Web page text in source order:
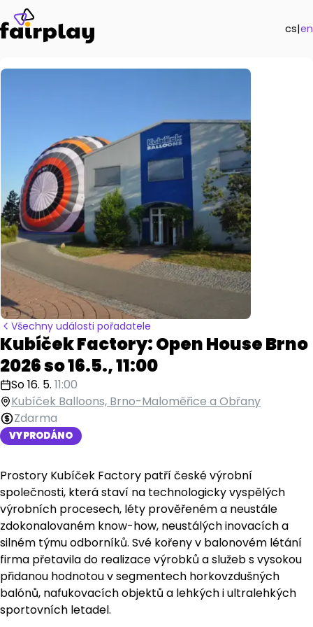
cs|en
Všechny události pořadatele
Kubíček Factory: Open House Brno
2026 so 16.5., 11:00
So 16. 5. 11:00
Kubíček Balloons, Brno-Maloměřice a Obřany
Zdarma
VYPRODÁNO
Prostory Kubíček Factory patří české výrobní
společnosti, která staví na technologicky vyspělých
výrobních procesech, léty prověřeném a neustále
zdokonalovaném know-how, neustálých inovacích a
silném týmu odborníků. Své kořeny v balonovém létání
firma přetavila do realizace výrobků a služeb s vysokou
přidanou hodnotou v segmentech horkovzdušných
balónů, nafukovacích objektů a lehkých i ultralehkých
sportovních letadel.